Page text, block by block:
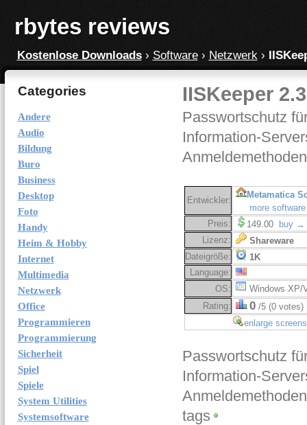
rbytes reviews
Kostenlose Downloads› Software› Netzwerk›
Categories
Andere
Audio
Bildung
Buro
Business
Desktop
Foto
Handy
Heim & Hobby
Internet
Multimedia
Netzwerk
Office
Programmieren
Programmierung
Sicherheit
Spiel
Spiele
System Utilities
Systemsoftware
IISKeeper 2.3
Passwortschutz
Information-
Entwickler:
Metamatica
more
Preis:
149.00
buy →
Lizenz:
Shareware
Dateigröße:
1K
Language:
OS:
Windows XP/
Rating:
0/5 (0 votes)
enlarge
Passwortschutz
Information-
tags